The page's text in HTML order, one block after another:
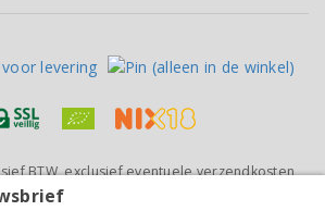
Les Terrasses rosé 2025
BTW, exclusief eventuele verzendkosten
orders tot 6 flessen)